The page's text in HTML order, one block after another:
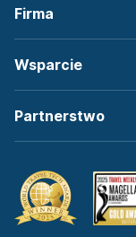
Firma
Wsparcie
Partnerstwo